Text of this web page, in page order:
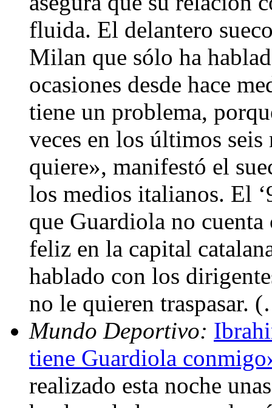
fluida. El delantero
Milan que sólo ha
ocasiones desde hace
tiene un problema,
veces en los últimos seis
quiere», manifestó el
los medios italianos. El
que Guardiola no
feliz en la capital
hablado con los
no le quieren traspasar.
Mundo Deportivo:
tiene Guardiola
realizado esta noche